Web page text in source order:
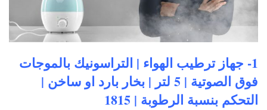
1- جهاز ترطيب الهواء | التراسونيك بالموجات
فوق الصوتية | 5 لتر | بخار بارد او ساخن |
التحكم بنسبة الرطوبة | 1815